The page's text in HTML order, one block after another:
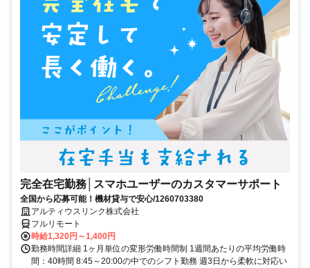
完全在宅勤務│スマホユーザーのカスタマーサポート
全国から応募可能！機材貸与で安心/1260703380
アルティウスリンク株式会社
フルリモート
時給1,320円～1,400円
勤務時間詳細 1ヶ月単位の変形労働時間制 1週間あたりの平均労働時
間：40時間 8:45～20:00の中でのシフト勤務 週3日から柔軟に対応い